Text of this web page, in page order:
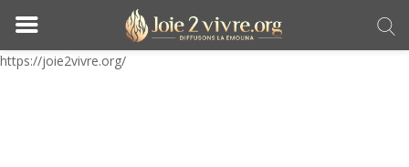
https://joie2vivre.org/